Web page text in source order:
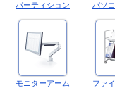
パーティション パソ
モニターアーム ファ